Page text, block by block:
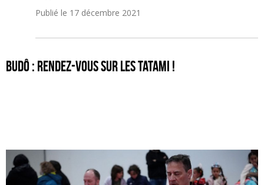
Publié le 17 décembre 2021
Budô : rendez-vous sur les tatami !